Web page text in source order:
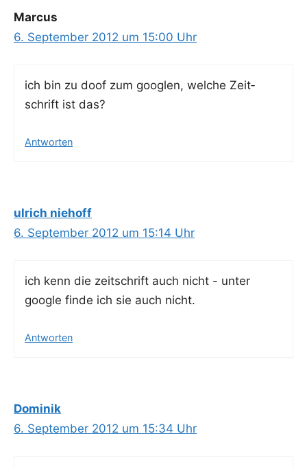
Marcus
6. September 2012 um 15:00 Uhr
ich bin zu doof zum goog­len, wel­che Zeit­
schrift ist das?
Antworten
ulrich niehoff
6. September 2012 um 15:14 Uhr
ich kenn die zeit­schrift auch nicht - unter
goog­le fin­de ich sie auch nicht.
Antworten
Dominik
6. September 2012 um 15:34 Uhr